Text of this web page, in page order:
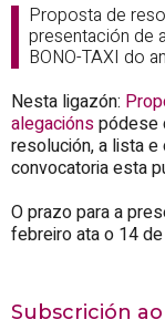
Proposta de
presentación de
BONO-TAXI do
Nesta ligazón:
alegaciónspódese
resolución, a lista
convocatoria esta
O prazo para a
febreiro ata o 14
Subscrición